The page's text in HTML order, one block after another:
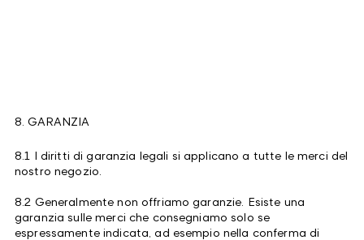
8. GARANZIA
8.1 I diritti di garanzia legali si applicano a tutte le merci del
nostro negozio.
8.2 Generalmente non offriamo garanzie. Esiste una
garanzia sulle merci che consegniamo solo se
espressamente indicata, ad esempio nella conferma di